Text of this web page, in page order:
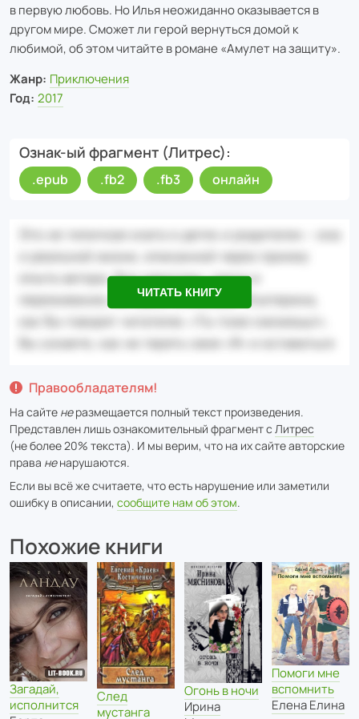
в первую любовь. Но Илья неожиданно оказывается в
другом мире. Сможет ли герой вернуться домой к
любимой, об этом читайте в романе «Амулет на защиту».
Жанр: Приключения
Год: 2017
Ознак-ый фрагмент (Литрес)
.epub .fb2 .fb3 онлайн
ЧИТАТЬ КНИГУ
Правообладателям!
На сайте неразмещается полный текст произведения.
Представлен лишь ознакомительный фрагмент с Литрес
(не более 20% текста). И мы верим, что на их сайте авторские
права ненарушаются.
Если вы всё же считаете, что есть нарушение или заметили
ошибку в описании, сообщите нам об этом.
Похожие книги
Загадай,
исполнится
След
мустанга
Огонь в ночи
Ирина
Помоги мне
вспомнить
Елена Елина